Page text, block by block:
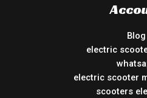
Blog
electric
electric scooter
scooters